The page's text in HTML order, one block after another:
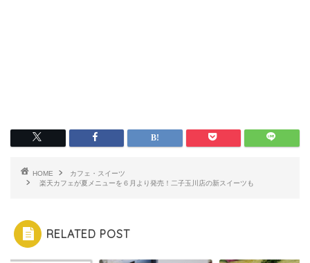
HOME
カフェ・スイーツ
楽天カフェが夏メニューを６月より発売！二子玉川店の新スイーツも
RELATED POST